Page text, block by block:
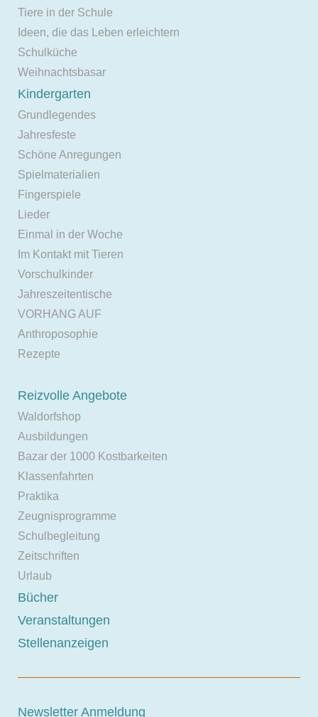
Tiere in der Schule
Ideen, die das Leben erleichtern
Schulküche
Weihnachtsbasar
Kindergarten
Grundlegendes
Jahresfeste
Schöne Anregungen
Spielmaterialien
Fingerspiele
Lieder
Einmal in der Woche
Im Kontakt mit Tieren
Vorschulkinder
Jahreszeitentische
VORHANG AUF
Anthroposophie
Rezepte
Reizvolle Angebote
Waldorfshop
Ausbildungen
Bazar der 1000 Kostbarkeiten
Klassenfahrten
Praktika
Zeugnisprogramme
Schulbegleitung
Zeitschriften
Urlaub
Bücher
Veranstaltungen
Stellenanzeigen
Newsletter Anmeldung